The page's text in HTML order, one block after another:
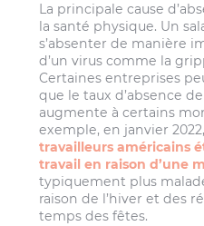
La principale cause
la santé physique. Un
s’absenter de manière
d’un virus comme la
Certaines entreprises
que le taux d’absence
augmente à certains
exemple, en janvier 2022,
travailleurs américains
travail en raison d’une
typiquement plus
raison de l’hiver et des
temps des fêtes.